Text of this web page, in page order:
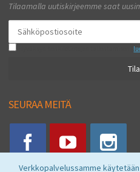
Verkkopalvelussamme
Tilaamalla uutiskirjeemme saat
SEURAA MEITÄ